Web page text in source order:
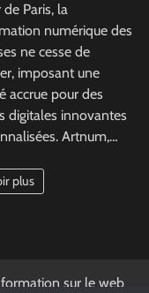
Paris, la
numérique des
ne cesse de
imposant une
accrue pour des
digitales innovantes
Artnum,…
plus
sur le web